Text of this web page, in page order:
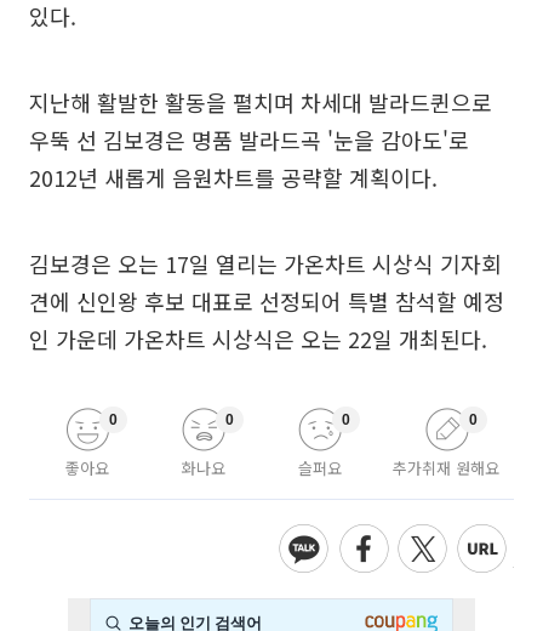
있다.
지난해 활발한 활동을 펼치며 차세대 발라드퀸으로
우뚝 선 김보경은 명품 발라드곡 '눈을 감아도'로
2012년 새롭게 음원차트를 공략할 계획이다.
김보경은 오는 17일 열리는 가온차트 시상식 기자회
견에 신인왕 후보 대표로 선정되어 특별 참석할 예정
인 가운데 가온차트 시상식은 오는 22일 개최된다.
좋아요
0
화나요
0
슬퍼요
0
추가취재 원해요
0